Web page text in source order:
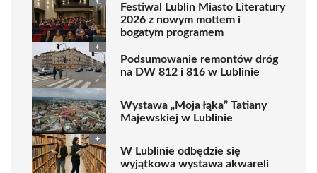
Festiwal Lublin Miasto Literatury
2026 z nowym mottem i
bogatym programem
Podsumowanie remontów dróg
na DW 812 i 816 w Lublinie
Wystawa „Moja łąka” Tatiany
Majewskiej w Lublinie
W Lublinie odbędzie się
wyjątkowa wystawa akwareli